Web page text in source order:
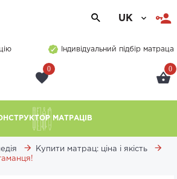
UK
Індивідуальний підбір матраца
0 0
МАТРАЦІВ
Купити матрац: ціна і якість